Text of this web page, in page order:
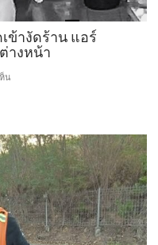
ข้างัดร้าน แอร์
างหน้า
น
สอง
วัย
รุ่น
ถือ
มีด
เข้า